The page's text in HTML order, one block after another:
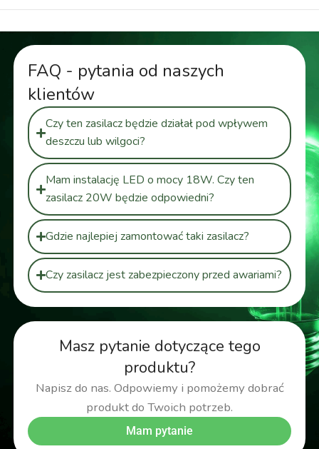
Masz pytanie dotyczące tego
produktu?
Napisz do nas. Odpowiemy i pomożemy dobrać
produkt do Twoich potrzeb.
Mam pytanie
FAQ - pytania od naszych
klientów
Czy ten zasilacz będzie działał pod wpływem
deszczu lub wilgoci?
Mam instalację LED o mocy 18W. Czy ten
zasilacz 20W będzie odpowiedni?
Gdzie najlepiej zamontować taki zasilacz?
Czy zasilacz jest zabezpieczony przed awariami?